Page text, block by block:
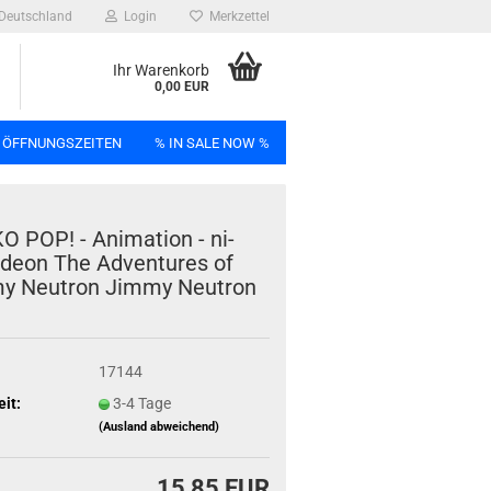
Deutschland Login Merkzettel
Ihr Warenkorb
0,00 EUR
% IN SALE NOW %
POP! - Ani­ma­ti­on - ni­
The Ad­ven­tures of
Neu­tron Jimmy Neu­tron
17144
3-4 Tage
(Ausland abweichend)